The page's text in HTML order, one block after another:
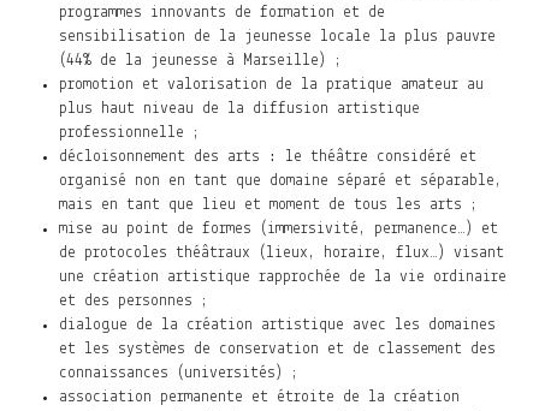
programmes innovants de formation et de
sensibilisation de la jeunesse locale la plus pauvre
(44% de la jeunesse à Marseille) ;
promotion et valorisation de la pratique amateur au
plus haut niveau de la diffusion artistique
professionnelle ;
décloisonnement des arts : le théâtre considéré et
organisé non en tant que domaine séparé et séparable,
mais en tant que lieu et moment de tous les arts ;
mise au point de formes (immersivité, permanence…) et
de protocoles théâtraux (lieux, horaire, flux…) visant
une création artistique rapprochée de la vie ordinaire
et des personnes ;
dialogue de la création artistique avec les domaines
et les systèmes de conservation et de classement des
connaissances (universités) ;
association permanente et étroite de la création